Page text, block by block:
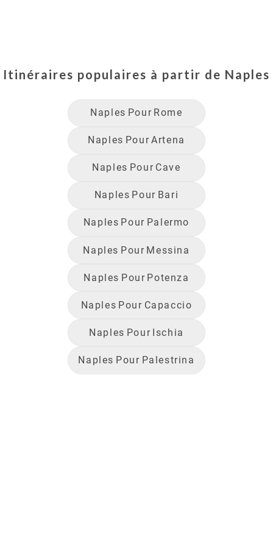
Itinéraires populaires à partir de Naples
Naples Pour Rome
Naples PourArtena
Naples Pour Cave
Naples Pour Bari
Naples Pour Palermo
Naples Pour Messina
Naples Pour Potenza
Naples Pour Capaccio
Naples Pour Ischia
Naples Pour Palestrina